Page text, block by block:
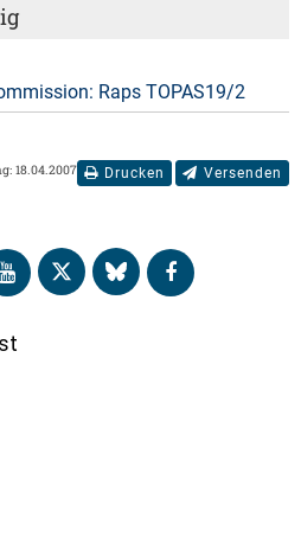
Raps TOPAS19/2
Drucken Versenden
18.04.2007